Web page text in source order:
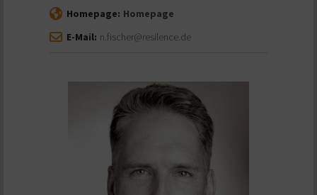
Homepage: Homepage
E-Mail: n.fischer@resilence.de